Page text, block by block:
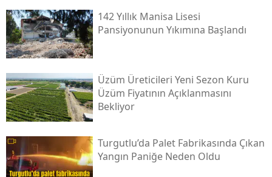
142 Yıllık Manisa Lisesi
Pansiyonunun Yıkımına Başlandı
Üzüm Üreticileri Yeni Sezon Kuru
Üzüm Fiyatının Açıklanmasını
Bekliyor
Turgutlu’da Palet Fabrikasında Çıkan
Yangın Paniğe Neden Oldu